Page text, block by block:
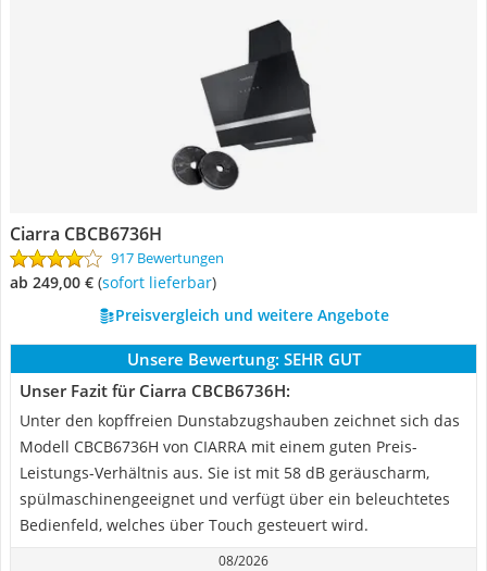
Ciarra CBCB6736H
917 Bewertungen
ab 249,00 € ( Sofort lieferbar)
Preisvergleich und weitere Angebote
Unsere Bewertung: SEHR GUT
Unser Fazit für Ciarra CBCB6736H:
Unter den kopffreien Dunstabzugshauben zeichnet sich das
Modell CBCB6736H von CIARRA mit einem guten Preis-
Leistungs-Verhältnis aus. Sie ist mit 58 dB geräuscharm,
spülmaschinengeeignet und verfügt über ein beleuchtetes
Bedienfeld, welches über Touch gesteuert wird.
08/2026